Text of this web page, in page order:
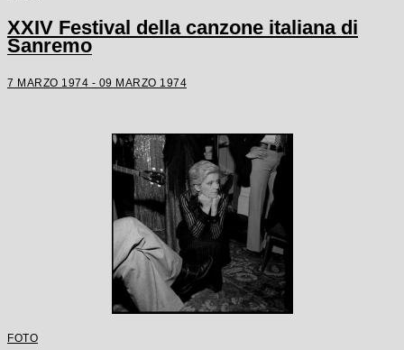
XXIV Festival della canzone italiana di
Sanremo
7 MARZO 1974 - 09 MARZO 1974
FOTO